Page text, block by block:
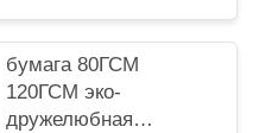
бумага 80ГСМ
120ГСМ эко-
дружелюбная